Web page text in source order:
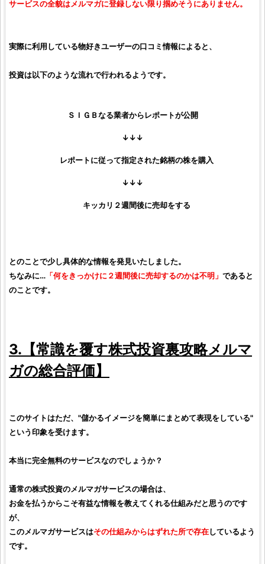
サービスの全貌はメルマガに登録しない限り掴めそうにありません。
実際に利用している物好きユーザーの口コミ情報によると、
投資は以下のような流れで行われるようです。
ＳＩＧＢなる業者からレポートが公開
↓↓↓
レポートに従って指定された銘柄の株を購入
↓↓↓
キッカリ２週間後に売却をする
とのことで少し具体的な情報を発見いたしました。
ちなみに… 「何をきっかけに２週間後に売却するのかは不明」 であると
のことです。
3.【常識を覆す株式投資裏攻略メルマ
ガの総合評価】
このサイトはただ、"儲かるイメージを簡単にまとめて表現をしている"
という印象を受けます。
本当に完全無料のサービスなのでしょうか？
通常の株式投資のメルマガサービスの場合は、
お金を払うからこそ有益な情報を教えてくれる仕組みだと思うのです
が、
このメルマガサービスはその仕組みからはずれた所で存在しているよう
です。